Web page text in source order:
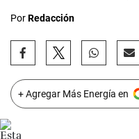
PorRedacción
+ Agregar Más Energía en